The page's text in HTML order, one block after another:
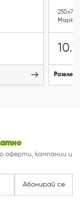
Марка:
10.
оферти, кампании и
Абонирай се